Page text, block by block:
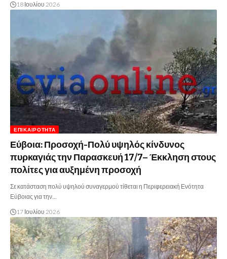
18 Ιουλίου 2026
ΕΠΙΚΑΙΡΌΤΗΤΑ
Εύβοια: Προσοχή-Πολύ υψηλός κίνδυνος
πυρκαγιάς την Παρασκευή 17/7– Έκκληση στους
πολίτες για αυξημένη προσοχή
Σε κατάσταση πολύ υψηλού συναγερμού τίθεται η Περιφερειακή Ενότητα
Εύβοιας για την…
17 Ιουλίου 2026